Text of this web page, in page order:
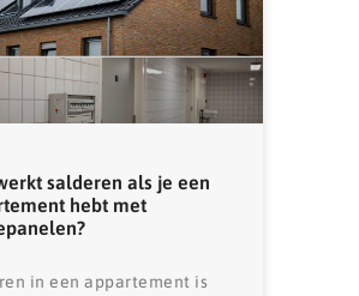
salderen als je een
hebt met
in een appartement is